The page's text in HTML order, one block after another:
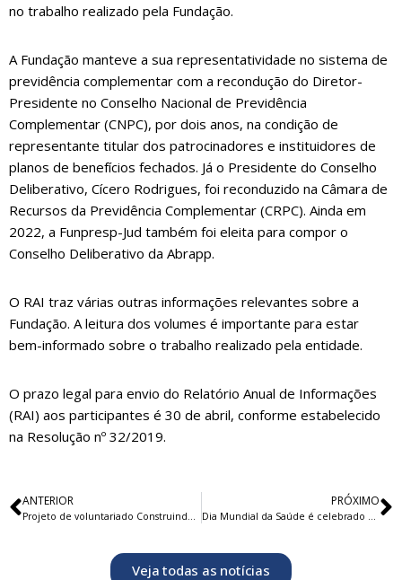
no trabalho realizado pela Fundação.
A Fundação manteve a sua representatividade no sistema de
previdência complementar com a recondução do Diretor-
Presidente no Conselho Nacional de Previdência
Complementar (CNPC), por dois anos, na condição de
representante titular dos patrocinadores e instituidores de
planos de benefícios fechados. Já o Presidente do Conselho
Deliberativo, Cícero Rodrigues, foi reconduzido na Câmara de
Recursos da Previdência Complementar (CRPC). Ainda em
2022, a Funpresp-Jud também foi eleita para compor o
Conselho Deliberativo da Abrapp.
O RAI traz várias outras informações relevantes sobre a
Fundação. A leitura dos volumes é importante para estar
bem-informado sobre o trabalho realizado pela entidade.
O prazo legal para envio do Relatório Anual de Informações
(RAI) aos participantes é 30 de abril, conforme estabelecido
na Resolução nº 32/2019.
ANTERIOR
Projeto de voluntariado Construindo o Futuro abre programação 2023
PRÓXIMO
Dia Mundial da Saúde é celebrado com palestra
Veja todas as notícias